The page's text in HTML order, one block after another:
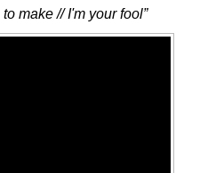
make // I'm your fool”